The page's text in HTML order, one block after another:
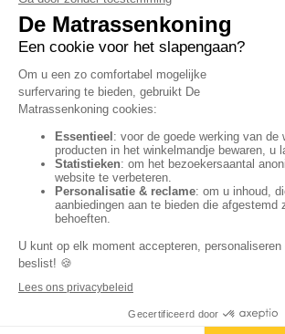
Vermeldingen
Black Friday
Voorraadverkoop
Algemene verkoopvoorwaarden voor winkels
Algemene verkoopvoorwaarden op internet
Wettelijke Bepalingen
Persoonlijke gegevens
Kortingscodes De Matrassenkoning
Copyright © 2022. All rights reserved.